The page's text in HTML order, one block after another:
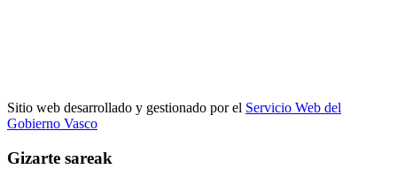
Sitio web desarrollado y gestionado por el Servicio Web del
Gobierno Vasco
Gizarte sareak